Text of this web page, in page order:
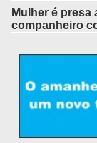
Mulher é presa
companheiro